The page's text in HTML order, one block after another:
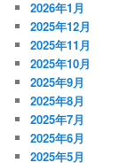
2026年1月
2025年12月
2025年11月
2025年10月
2025年9月
2025年8月
2025年7月
2025年6月
2025年5月